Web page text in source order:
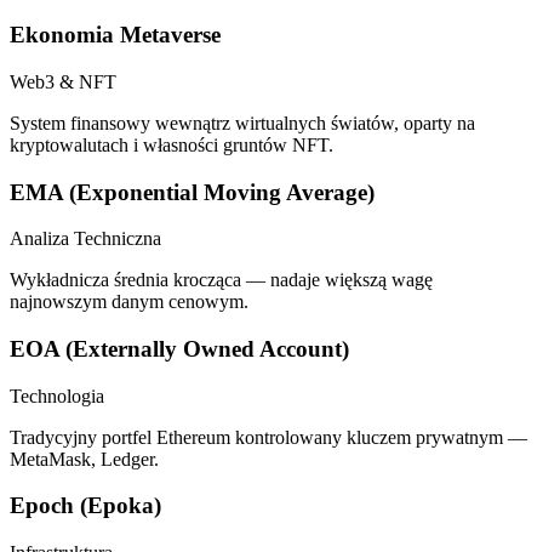
Ekonomia Metaverse
Web3 & NFT
System finansowy wewnątrz wirtualnych światów, oparty na
kryptowalutach i własności gruntów NFT.
EMA (Exponential Moving Average)
Analiza Techniczna
Wykładnicza średnia krocząca — nadaje większą wagę
najnowszym danym cenowym.
EOA (Externally Owned Account)
Technologia
Tradycyjny portfel Ethereum kontrolowany kluczem prywatnym —
MetaMask, Ledger.
Epoch (Epoka)